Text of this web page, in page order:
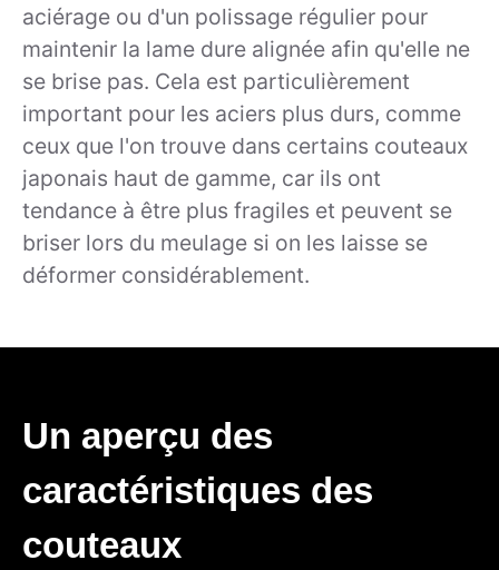
aciérage ou d'un polissage régulier pour
maintenir la lame dure alignée afin qu'elle ne
se brise pas. Cela est particulièrement
important pour les aciers plus durs, comme
ceux que l'on trouve dans certains couteaux
japonais haut de gamme, car ils ont
tendance à être plus fragiles et peuvent se
briser lors du meulage si on les laisse se
déformer considérablement.
Un aperçu des
caractéristiques des
couteaux